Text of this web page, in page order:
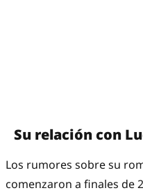
Su relación con
Los rumores sobre su
comenzaron a finales de